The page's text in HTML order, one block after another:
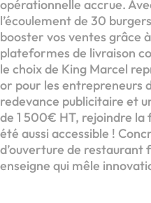
opérationnelle accrue.
l’écoulement de 30
booster vos ventes grâce
plateformes de livraison
le choix de King Marcel
or pour les entrepreneurs
redevance publicitaire et
de 1 500€ HT, rejoindre la
été aussi accessible !
d’ouverture de
enseigne qui mêle